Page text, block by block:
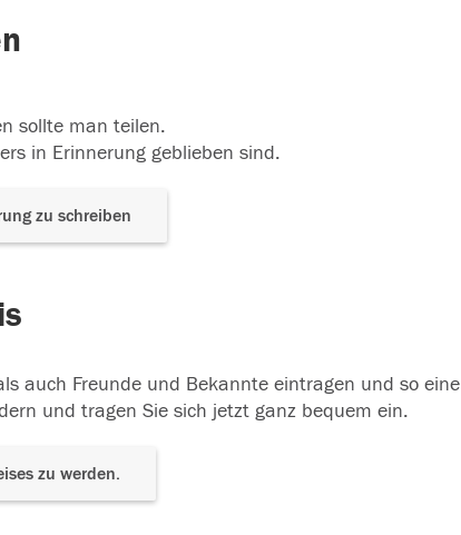
sollte man teilen.
in Erinnerung geblieben sind.
zu schreiben
auch Freunde und Bekannte eintragen und so eine
und tragen Sie sich jetzt ganz bequem ein.
zu werden.